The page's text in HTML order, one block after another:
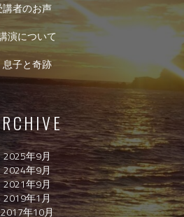
講者のお声
演について
息子と奇跡
2025年9月
2024年9月
2021年9月
2019年1月
2017年10月